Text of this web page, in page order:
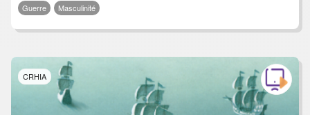
Guerre
Masculinité
CRHIA